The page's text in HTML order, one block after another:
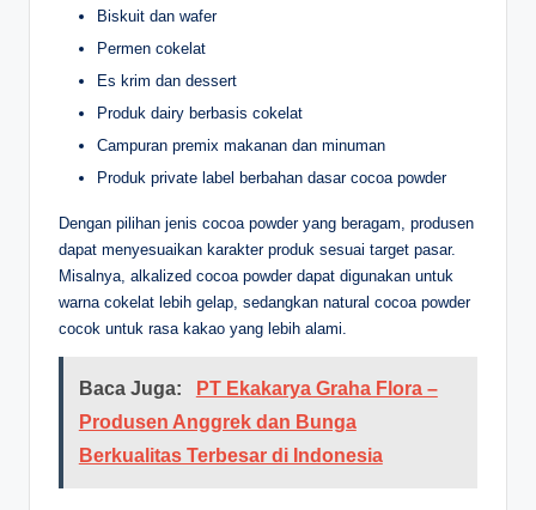
Biskuit dan wafer
Permen cokelat
Es krim dan dessert
Produk dairy berbasis cokelat
Campuran premix makanan dan minuman
Produk private label berbahan dasar cocoa powder
Dengan pilihan jenis cocoa powder yang beragam, produsen
dapat menyesuaikan karakter produk sesuai target pasar.
Misalnya, alkalized cocoa powder dapat digunakan untuk
warna cokelat lebih gelap, sedangkan natural cocoa powder
cocok untuk rasa kakao yang lebih alami.
Baca Juga:
PT Ekakarya Graha Flora –
Produsen Anggrek dan Bunga
Berkualitas Terbesar di Indonesia